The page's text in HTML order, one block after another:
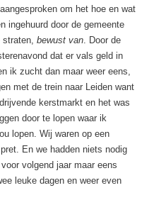
om het hoe en wat
ingehuurd door de gemeente
straten,bewust van. Door de
dat er vals geld in
ik zucht dan maar weer eens,
met de trein naar Leiden want
kerstmarkt en het was
door te lopen waar ik
lopen. Wij waren op een
En we hadden niets nodig
volgend jaar maar eens
leuke dagen en weer even